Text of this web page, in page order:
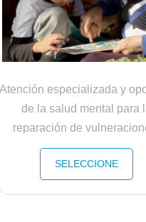
Atención especializada y
de la salud mental para
reparación de
SELECCIONE